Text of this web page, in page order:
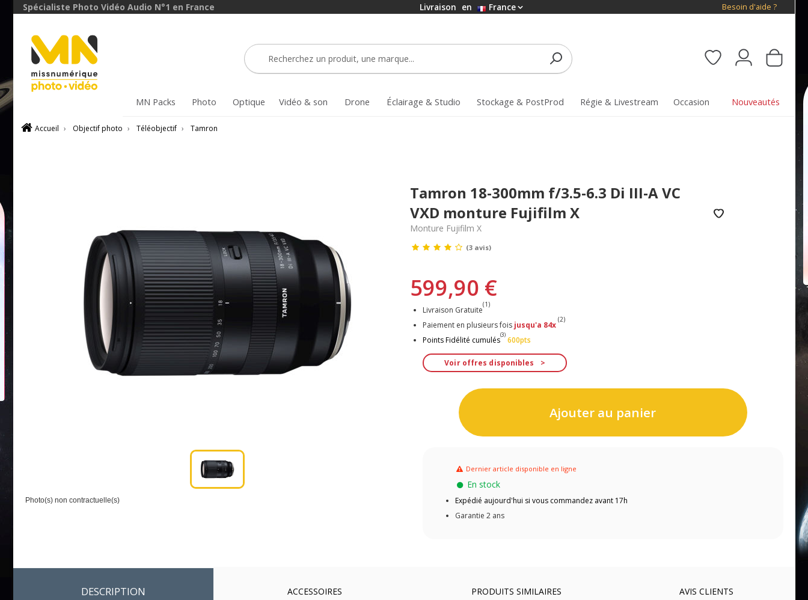
Spécialiste Photo Vidéo Audio N°1 en France Livraison en France Besoin d'aide ?
MN Packs Photo Optique Vidéo & son Drone Éclairage & Studio Stockage & PostProd Régie & Livestream Occasion Nouveautés
Accueil › Objectif photo › Téléobjectif › Tamron
avec le code
Photo(s) non contractuelle(s)
Tamron 18-300mm f/3.5-6.3 Di III-A VC
VXD monture Fujifilm X
Monture Fujifilm X
(3 avis)
599,90 €
Livraison Gratuite
(1)
Paiement en plusieurs fois jusqu'a 84x
(2)
Points Fidélité cumulés
(3)
600pts
Voir offres disponibles
Ajouter au panier
Dernier article disponible en ligne
En stock
Expédié aujourd'hui si vous commandez avant 17h
Garantie 2 ans
DESCRIPTION ACCESSOIRES PRODUITS SIMILAIRES AVIS CLIENTS